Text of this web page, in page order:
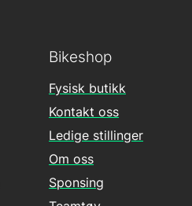
Bikeshop
Fysisk butikk
Kontakt oss
Ledige stillinger
Om oss
Sponsing